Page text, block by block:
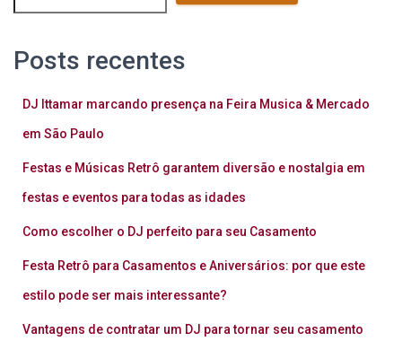
Posts recentes
DJ Ittamar marcando presença na Feira Musica & Mercado
em São Paulo
Festas e Músicas Retrô garantem diversão e nostalgia em
festas e eventos para todas as idades
Como escolher o DJ perfeito para seu Casamento
Festa Retrô para Casamentos e Aniversários: por que este
estilo pode ser mais interessante?
Vantagens de contratar um DJ para tornar seu casamento